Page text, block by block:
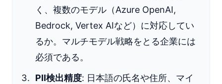
く、複数のモデル（Azure OpenAI,
Bedrock, Vertex AIなど）に対応してい
るか。マルチモデル戦略をとる企業には
必須である。
PII検出精度: 日本語の氏名や住所、マイ